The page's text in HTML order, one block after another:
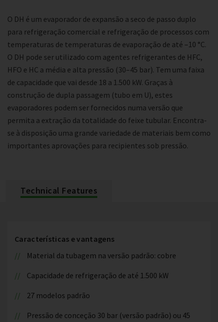
O DH é um evaporador de expansão a seco de passo duplo
para refrigeração comercial e refrigeração de processos com
temperaturas de temperaturas de evaporação de até –10 °C.
O DH pode ser utilizado com agentes refrigerantes de HFC,
HFO e HC a média e alta pressão (30–45 bar). Tem uma faixa
de capacidade que vai desde 18 a 1.500 kW. Graças à
construção de dupla passagem (tubo em U), estes
evaporadores podem ser fornecidos numa versão que
permita a extração da totalidade do feixe tubular. Encontra-
se à disposição uma grande variedade de materiais bem como
importantes aprovações para recipientes sob pressão.
Technical Features
Características e vantagens
Material da tubagem na versão padrão: cobre
Capacidade de refrigeração de até 1.500 kW
27 modelos padrão
Pressão de conceção 30 bar (versão padrão) ou 45